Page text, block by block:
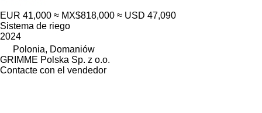
EUR 41,000 ≈ MX$818,000 ≈ USD 47,090
Sistema de riego
2024
Polonia, Domaniów
GRIMME Polska Sp. z o.o.
Contacte con el vendedor